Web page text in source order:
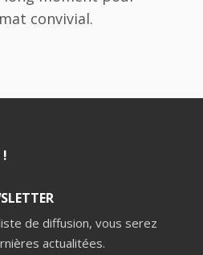
convivial.
!
de diffusion, vous serez
actualitées.